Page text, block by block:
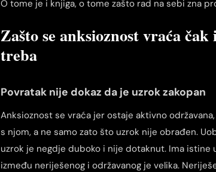
O tome je i knjiga, o tome zašto rad na sebi zna
Zašto se anksioznost vraća
treba
Povratak nije dokaz da je uzrok zakopan
Anksioznost se vraća jer ostaje aktivno
s njom, a ne samo zato što uzrok nije obrađen.
uzrok je negdje duboko i nije dotaknut. Ima istine
između neriješenog i održavanog je velika.